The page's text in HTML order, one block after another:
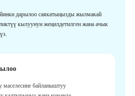
дарылоо саякатыңызды жылмакай
кылуунун жеңилдетилген жана ачык
маселесине байланыштуу